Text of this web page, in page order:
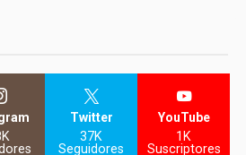
Twitter
37K
Seguidores
YouTube
1K
Suscriptores